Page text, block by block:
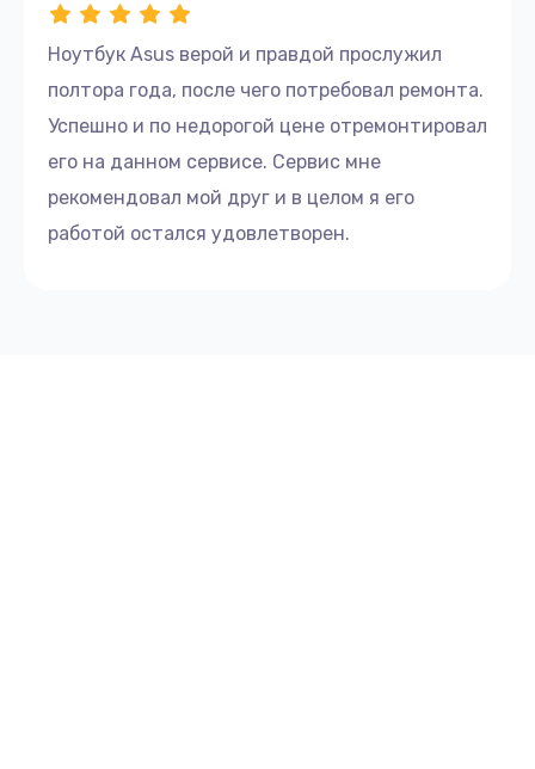
Ноутбук Asus верой и правдой прослужил
полтора года, после чего потребовал ремонта.
Успешно и по недорогой цене отремонтировал
его на данном сервисе. Сервис мне
рекомендовал мой друг и в целом я его
работой остался удовлетворен.